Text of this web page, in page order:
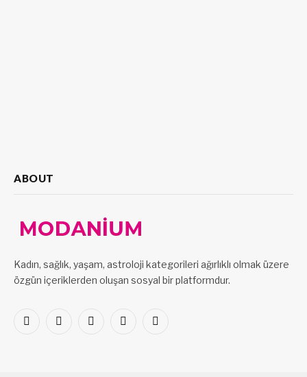
ABOUT
Kadın, sağlık, yaşam, astroloji kategorileri ağırlıklı olmak üzere
özgün içeriklerden oluşan sosyal bir platformdur.
Facebook
X
PinterestLinkedInVKontakte